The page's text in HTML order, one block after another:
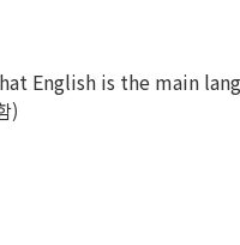
English is the main
)